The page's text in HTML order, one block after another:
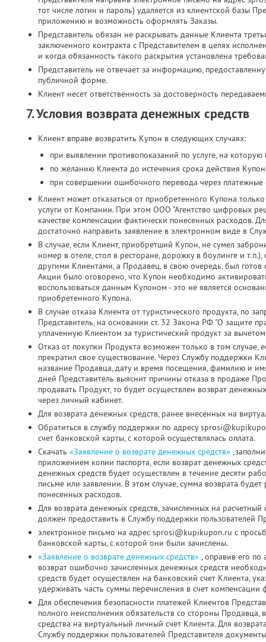
тот числе логин и пароль) удаляется из клиентской базы
приложению и возможность оформлять Заказы.
Представитель обязан не раскрывать данные Клиента
заключенного контракта с Представителем в целях
и когда обязанность такого раскрытия установлена
Представитель не отвечает за информацию,
публичной форме.
Клиент несет ответственность за достоверность
7. Условия возврата денежных средств
Клиент вправе возвратить Купон в следующих случаях:
при выявлении противопоказаний по услуге, на
по желанию Клиента до истечения срока действия
при совершении ошибочного перевода через платежные
Клиент может отказаться от приобретенного Купона
услуги от Компании. При этом ООО "Агентство цифровых
качестве компенсации фактически понесенных расходов.
достаточно направить заявление в электронном виде в
В случае, если Клиент, приобретший Купон, не сумел
номер в отеле, стол в ресторане, дорожку в боулинге и
другими Клиентами, а Продавец, в свою очередь, был готов
Акции было оговорено, что Купон необходимо
воспользоваться данным Купоном - это не является
приобретенного Купона.
В случае отказа Клиента от туристического продукта, по
Представитель, на основании ст. 32 Закона РФ "О защите
уплаченную Клиентом за туристический продукт за
Отказ от покупки Продукта возможен только в том
прекратил свое существование. Через Службу поддержки
название Продавца, дату и время посещения, фамилию и
дней Представитель выяснит причины отказа в продаже
продавать Продукт, то будет осуществлен возврат
через личный кабинет.
Для возврата денежных средств, ранее внесенных на
Обратиться в службу поддержки по адресу
счет банковской карты, с которой осуществлялась оплата.
Скачать «Заявление о возврате денежных средств»
приложением копии паспорта, если возврат денежных
денежных средств будет осуществлен в течение десяти
письме или заявлении. В этом случае, сумма возврата
понесенных расходов.
Для возврата денежных средств, зачисленных на
должен предоставить в Службу поддержки пользователей
электронное письмо на адрес sprosi@kupikupon.ru с
банковской карты, с которой они были зачислены.
«Заявление о возврате денежных средств» , оправив его
возврат ошибочно зачисленных денежных средств
средств будет осуществлен на банковский счет Клиента,
удерживать часть суммы перечисления в счет компенсации
Для обеспечения безопасности платежей Клиентов
полного неисполнения обязательств со стороны
средства на виртуальный личный счет Клиента. Для
Службу поддержки пользователей Представителя